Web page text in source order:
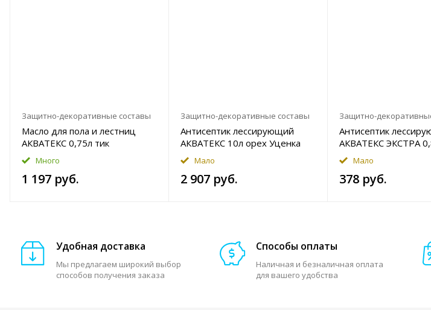
Защитно-декоративные составы
Масло для пола и лестниц
АКВАТЕКС 0,75л тик
Много
1 197 руб.
Защитно-декоративные составы
Антисептик лессирующий
АКВАТЕКС 10л орех Уценка
Мало
2 907 руб.
Защитно-
Антисептик
АКВАТЕКС ЭКСТРА
каштан Уценка
Мало
378 руб.
Удобная доставка
Мы предлагаем широкий выбор
способов получения заказа
Способы оплаты
Наличная и безналичная оплата
для вашего удобства